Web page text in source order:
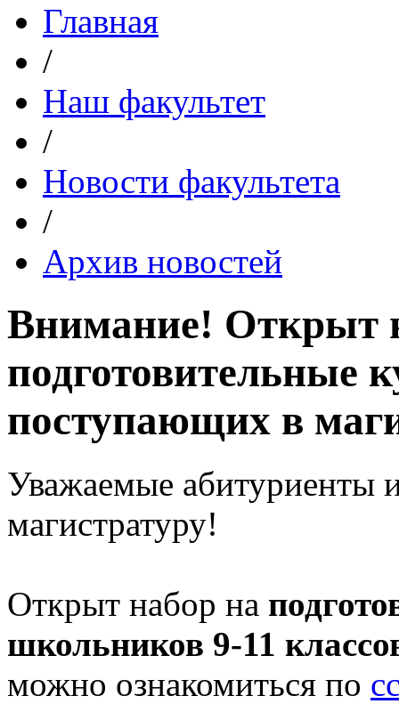
Главная
/
Наш факультет
/
Новости факультета
/
Архив новостей
Внимание! Открыт
подготовительные
поступающих в
Уважаемые абитуриенты
магистратуру!
Открыт набор на
школьников 9-11
можно ознакомиться по